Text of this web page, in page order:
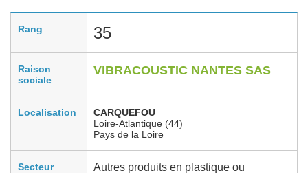
Rang 35
Raison
sociale
VIBRACOUSTIC NANTES SAS
Localisation
CARQUEFOU
Loire-Atlantique (44)
Pays de la Loire
Secteur
Autres produits en plastique ou